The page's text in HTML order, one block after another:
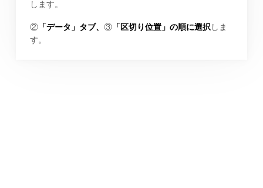
します。
②「データ」タブ、 ③「区切り位置」の順に選択 しま
す。